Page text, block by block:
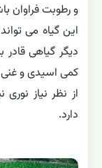
و رطوبت فراوان
این گیاه می
دیگر گیاهی
کمی اسیدی و غنی
از نظر نیاز
دارد.